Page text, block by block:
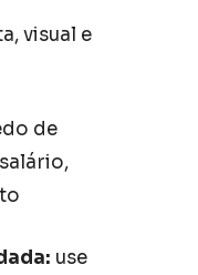
visual e
de
use